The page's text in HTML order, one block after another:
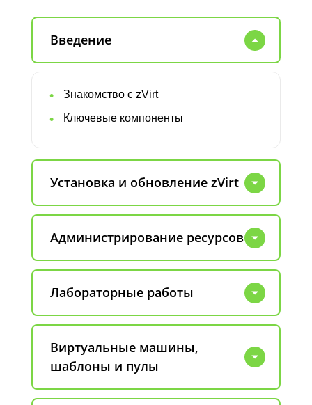
Введение
Знакомство с zVirt
Ключевые компоненты
Установка и обновление zVirt
Администрирование ресурсов
Лабораторные работы
Виртуальные машины,
шаблоны и пулы